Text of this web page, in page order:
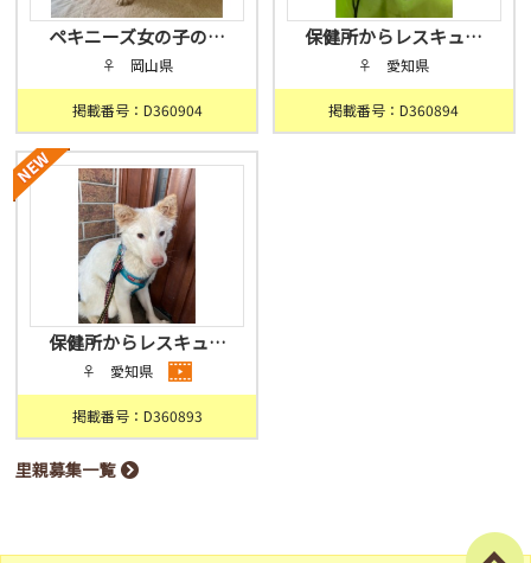
ペキニーズ女の子の…
♀ 岡山県
掲載番号：D360904
保健所からレスキュ…
♀ 愛知県
掲載番号：D360894
保健所からレスキュ…
♀ 愛知県
掲載番号：D360893
里親募集一覧